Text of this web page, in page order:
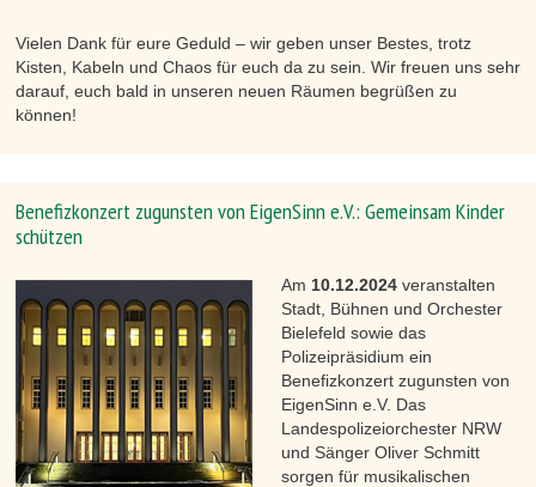
Vielen Dank für eure Geduld – wir geben unser Bestes, trotz
Kisten, Kabeln und Chaos für euch da zu sein. Wir freuen uns sehr
darauf, euch bald in unseren neuen Räumen begrüßen zu
können!
Benefizkonzert zugunsten von EigenSinn e.V.: Gemeinsam Kinder
schützen
Am 10.12.2024 veranstalten
Stadt, Bühnen und Orchester
Bielefeld sowie das
Polizeipräsidium ein
Benefizkonzert zugunsten von
EigenSinn e.V. Das
Landespolizeiorchester NRW
und Sänger Oliver Schmitt
sorgen für musikalischen